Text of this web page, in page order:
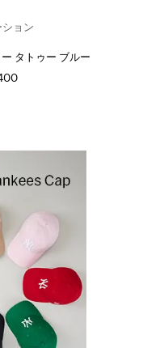
ション
タトゥー ブルー